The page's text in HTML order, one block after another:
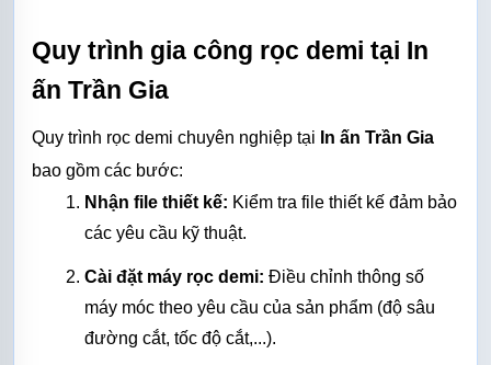
Quy trình gia công rọc demi tại In
ấn Trần Gia
Quy trình rọc demi chuyên nghiệp tại In ấn Trần Gia
bao gồm các bước:
Nhận file thiết kế: Kiểm tra file thiết kế đảm bảo
các yêu cầu kỹ thuật.
Cài đặt máy rọc demi: Điều chỉnh thông số
máy móc theo yêu cầu của sản phẩm (độ sâu
đường cắt, tốc độ cắt,...).